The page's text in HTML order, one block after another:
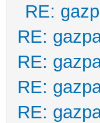
RE:
RE:
RE:
RE:
RE: